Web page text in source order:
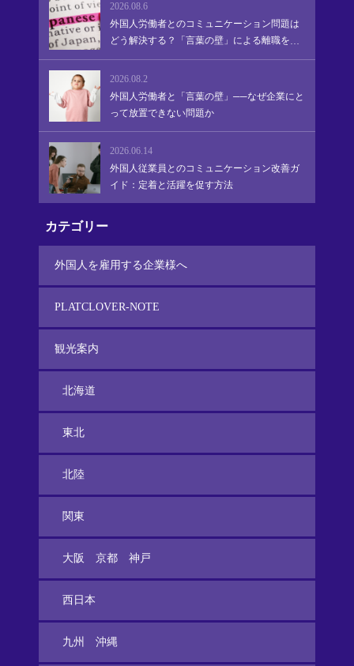
2026.08.6
外国人労働者とのコミュニケーション問題は
どう解決する？「言葉の壁」による離職を防
ぎ、定着・活躍を促す実践的アプローチ
2026.08.2
外国人労働者と「言葉の壁」──なぜ企業にと
って放置できない問題か
2026.06.14
外国人従業員とのコミュニケーション改善ガ
イド：定着と活躍を促す方法
カテゴリー
外国人を雇用する企業様へ
PLATCLOVER-NOTE
観光案内
北海道
東北
北陸
関東
大阪 京都 神戸
西日本
九州 沖縄